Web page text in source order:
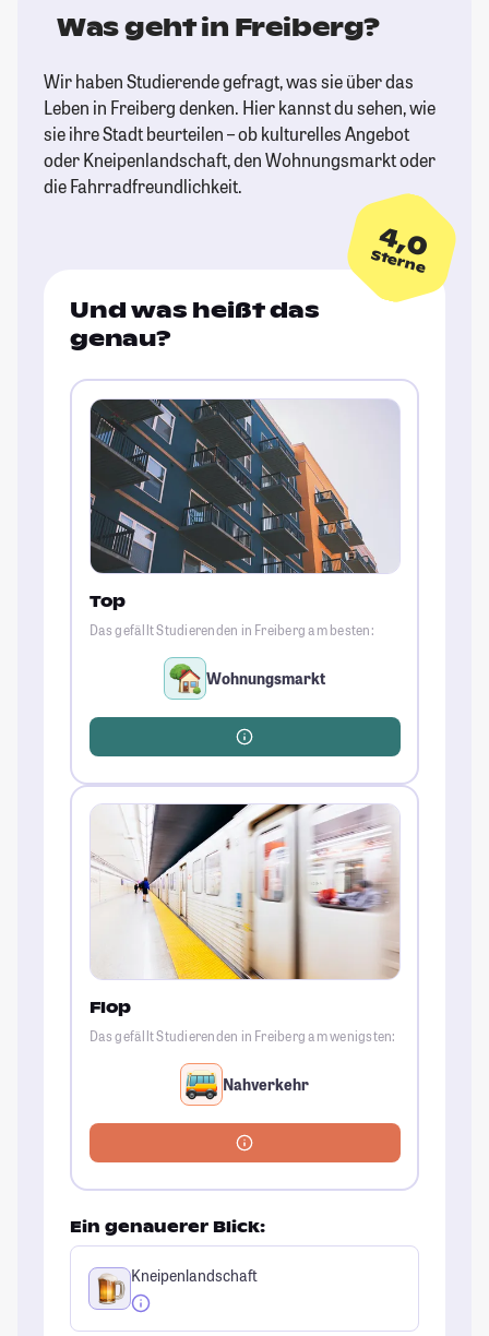
Was geht in Freiberg?
Wir haben Studierende gefragt, was sie über das
Leben in Freiberg denken. Hier kannst du sehen, wie
sie ihre Stadt beurteilen – ob kulturelles Angebot
oder Kneipenlandschaft, den Wohnungsmarkt oder
die Fahrradfreundlichkeit.
4,0
Sterne
Und was heißt das
genau?
Top
Das gefällt Studierenden in Freiberg am besten:
Wohnungsmarkt
Flop
Das gefällt Studierenden in Freiberg am wenigsten:
Nahverkehr
Ein genauerer Blick:
Kneipenlandschaft